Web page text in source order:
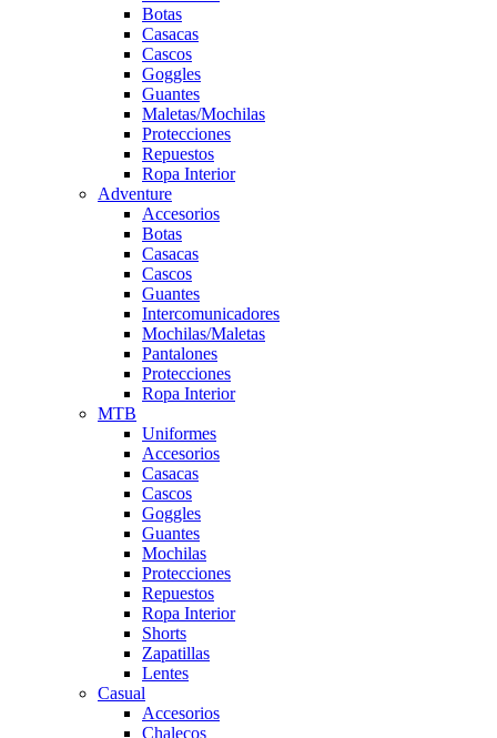
Botas
Casacas
Cascos
Goggles
Guantes
Maletas/Mochilas
Protecciones
Repuestos
Ropa Interior
Adventure
Accesorios
Botas
Casacas
Cascos
Guantes
Intercomunicadores
Mochilas/Maletas
Pantalones
Protecciones
Ropa Interior
MTB
Uniformes
Accesorios
Casacas
Cascos
Goggles
Guantes
Mochilas
Protecciones
Repuestos
Ropa Interior
Shorts
Zapatillas
Lentes
Casual
Accesorios
Chalecos